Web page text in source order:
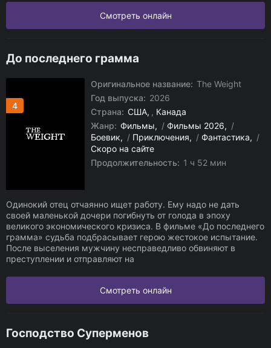
Смотреть онлайн
До последнего грамма
4
Оригинальное название: The Weight
Год выпуска: 2026
Страна: США , Канада
Жанр: Фильмы / Фильмы 2026
/
Боевик
/ Приключения / Фантастика
/
Скоро на сайте
Продолжительность: 1 ч 52 мин
Одинокий отец отчаянно ищет работу. Ему надо не дать
своей маленькой дочери погибнуть от голода в эпоху
великого экономического кризиса. В фильме «До последнего
грамма» судьба подбрасывает герою жестокое испытание.
После выселения мужчину несправедливо обвиняют в
преступлении и отправляют на
Смотреть онлайн
Господство Суперменов